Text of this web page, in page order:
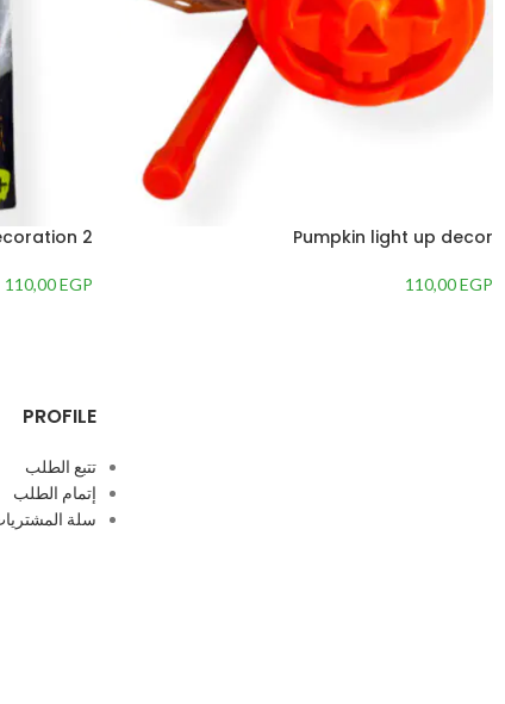
Pumpkin light up decor
110,00EGP
2 spiders for halloween decoration
110,00EGP
PROFILE
تتبع الطلب
إتمام الطلب
سلة